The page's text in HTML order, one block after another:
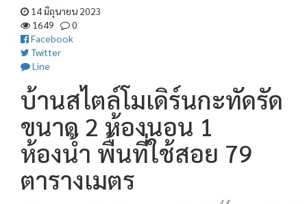
14 มิถุนายน 2023
1649
0
Facebook
Twitter
Line
บ้านสไตล์โมเดิร์นกะทัดรัด
ขนาด 2 ห้องนอน 1
ห้องน้ำ พื้นที่ใช้สอย 79
ตารางเมตร